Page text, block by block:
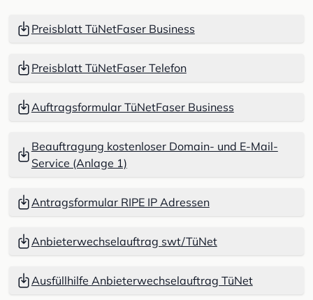
Preisblatt TüNetFaser Business
Preisblatt TüNetFaser Telefon
Auftragsformular TüNetFaser Business
Beauftragung kostenloser Domain- und E-Mail-
Service (Anlage 1)
Antragsformular RIPE IP Adressen
Anbieterwechselauftrag swt/TüNet
Ausfüllhilfe Anbieterwechselauftrag TüNet